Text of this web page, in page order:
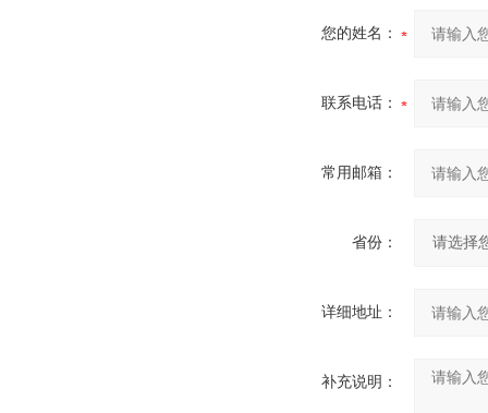
您的姓名：
联系电话：
常用邮箱：
省份：
详细地址：
补充说明：